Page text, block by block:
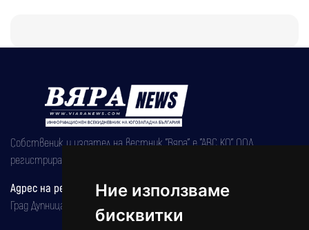
Ние използваме
бисквитки
Собственик и издател на вестник "Вяра" е "АВС КО" ООД,
регистрирана на 08.05.2002 година.
Адрес на редакцията
Град Дупница, ул.''Христо Ботев" 43